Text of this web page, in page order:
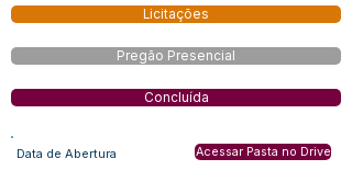
Licitações
Pregão Presencial
Concluída
Data de Abertura Acessar Pasta no Drive